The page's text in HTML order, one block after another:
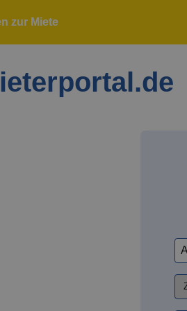
zur Miete